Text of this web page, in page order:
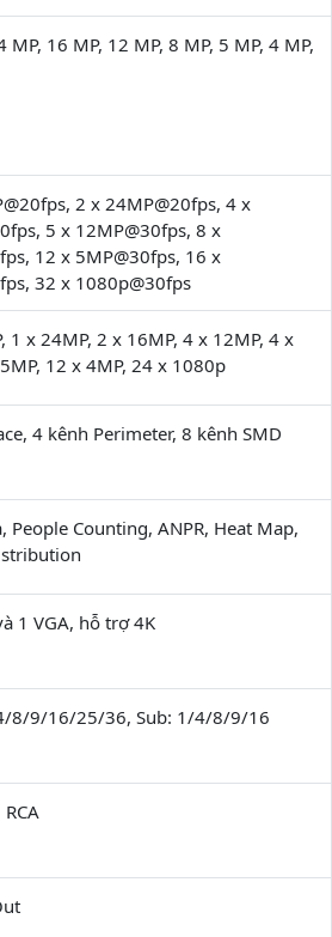
MP, 16 MP, 12 MP, 8 MP, 5 MP, 4 MP,
2 x 24MP@20fps, 4 x
5 x 12MP@30fps, 8 x
12 x 5MP@30fps, 16 x
32 x 1080p@30fps
1 x 24MP, 2 x 16MP, 4 x 12MP, 4 x
12 x 4MP, 24 x 1080p
4 kênh Perimeter, 8 kênh SMD
People Counting, ANPR, Heat Map,
1 VGA, hỗ trợ 4K
8/9/16/25/36, Sub: 1/4/8/9/16